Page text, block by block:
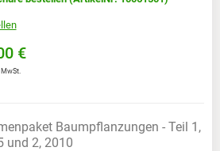
€
Baumpflanzungen - Teil 1,
und 2, 2010